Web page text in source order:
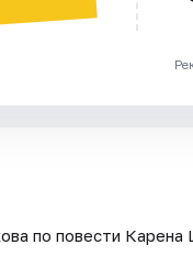
по повести Карена